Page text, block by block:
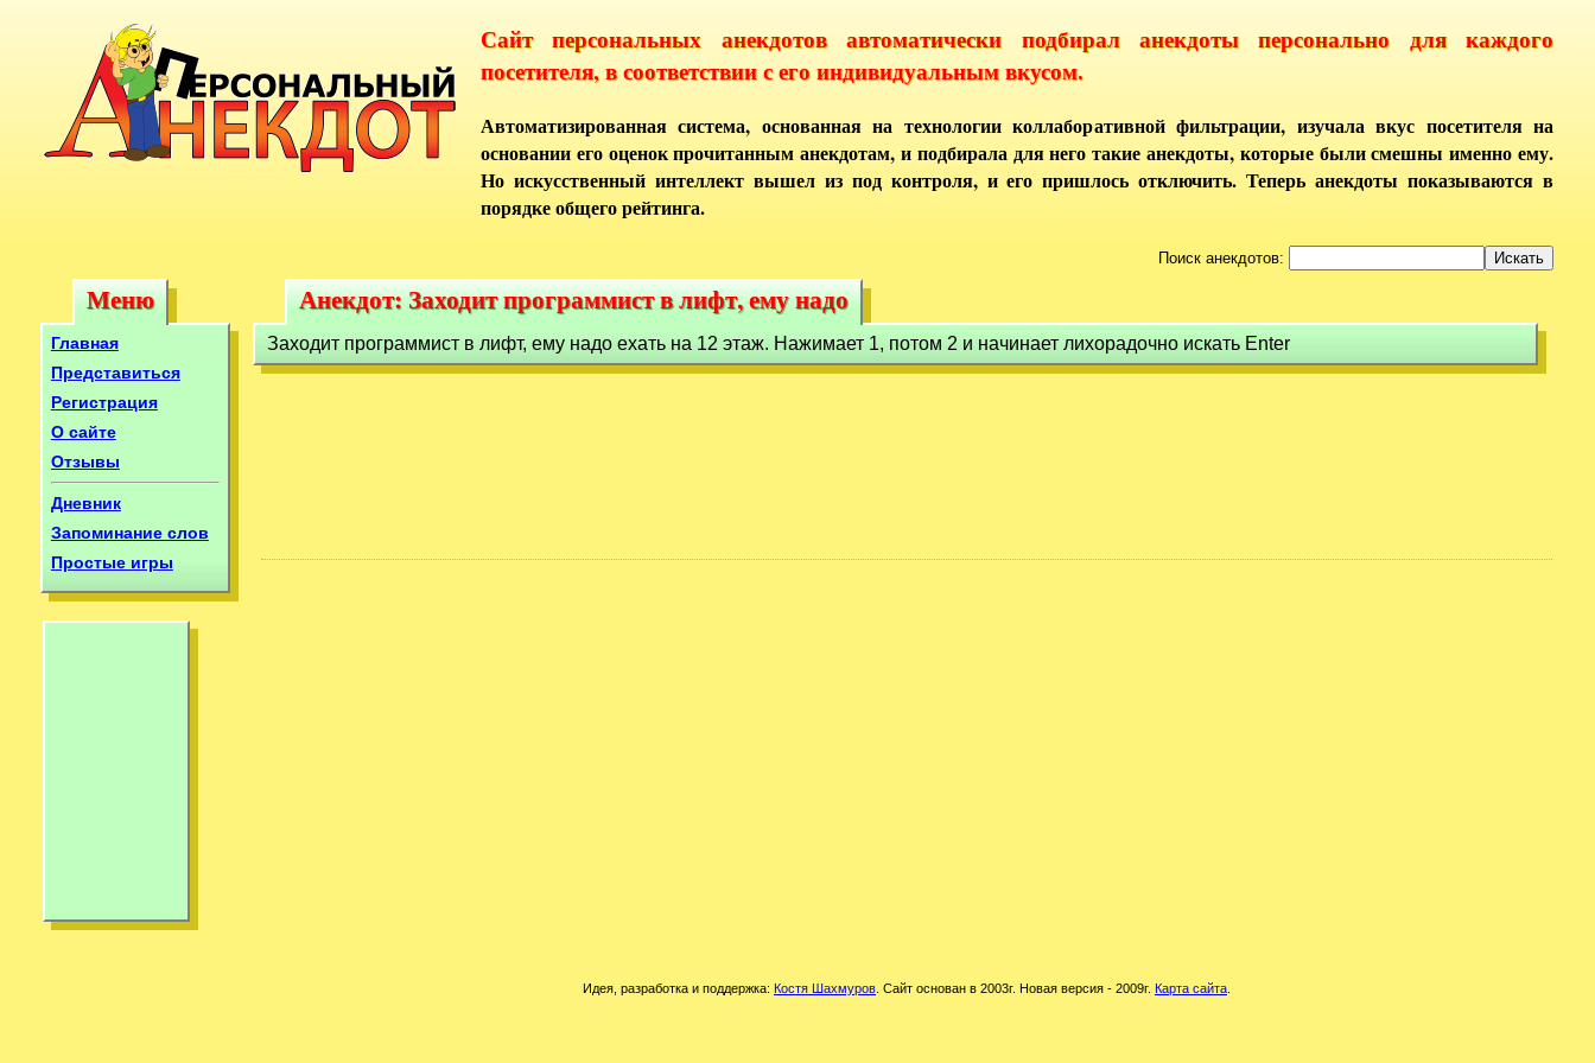
Сайт персональных анекдотов автоматически подбирал анекдоты персонально для каждого
посетителя, в соответствии с его индивидуальным вкусом.
Автоматизированная система, основанная на технологии коллаборативной фильтрации, изучала вкус посетителя на
основании его оценок прочитанным анекдотам, и подбирала для него такие анекдоты, которые были смешны именно ему.
Но искусственный интеллект вышел из под контроля, и его пришлось отключить. Теперь анекдоты показываются в
порядке общего рейтинга.
Поиск анекдотов:
Меню
Меню
Главная
Представиться
Регистрация
О сайте
Отзывы
Дневник
Запоминание слов
Простые игры
Анекдот: Заходит программист в лифт, ему надо
Анекдот: Заходит программист в лифт, ему надо
Заходит программист в лифт, ему надо ехать на 12 этаж. Нажимает 1, потом 2 и начинает лихорадочно искать Enter
Идея, разработка и поддержка: Костя Шахмуров . Сайт основан в 2003г. Новая версия - 2009г. Карта сайта